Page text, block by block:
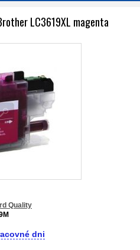
LC3619XL magenta
Quality
dni